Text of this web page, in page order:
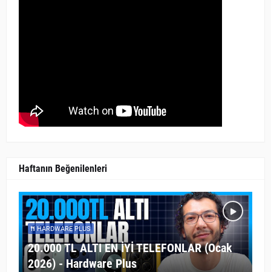
Haftanın Beğenilenleri
HARDWARE PLUS
20.000 TL ALTI EN İYİ TELEFONLAR (Ocak
2026) - Hardware Plus